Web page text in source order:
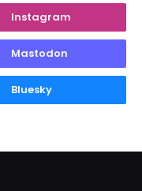
Instagram
Mastodon
Bluesky